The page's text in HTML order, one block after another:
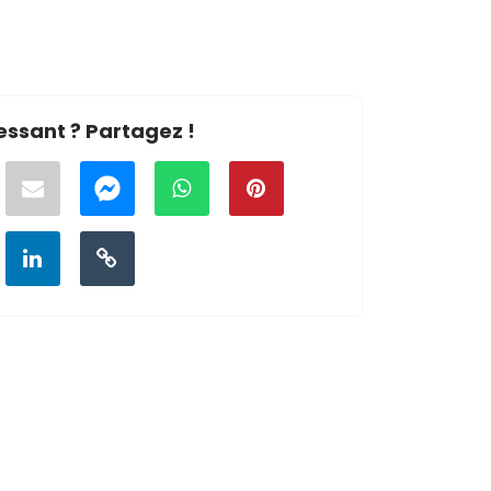
? Partagez !